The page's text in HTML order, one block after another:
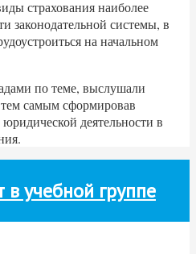
страхования наиболее
законодательной системы, в
на начальном
по теме, выслушали
тем самым сформировав
деятельности в
учебной группе